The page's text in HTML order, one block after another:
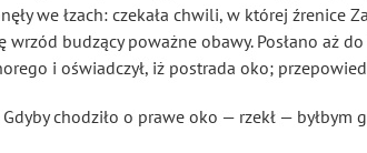
we łzach: czekała chwili, w której źrenice
wrzód budzący poważne obawy. Posłano aż
i oświadczył, iż postrada oko;
chodziło o prawe oko — rzekł —